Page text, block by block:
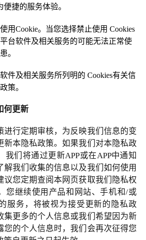
便捷的服务体验。
用Cookie。当您选择禁止使用 Cookies
台软件及相关服务的可能无法正常使
。
件及相关服务所列明的 Cookies有关信
策。
何更新
进行定期审核，为反映我们信息的变
新本隐私政策。如果我们对本隐私政
我们将通过更新APP或在APP中通知
解我们收集的信息以及我们如何使用
议您定期查阅本网页获取我们隐私权
您继续使用产品和网站、手机和/或
服务，将被视为接受更新的隐私政
集更多的个人信息或我们希望因为新
您的个人信息时，我们会再次征得您